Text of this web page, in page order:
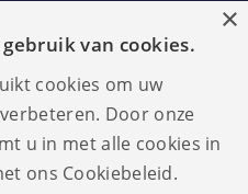
×
van cookies.
cookies om uw
Door onze
u in met alle cookies in
ons Cookiebeleid.